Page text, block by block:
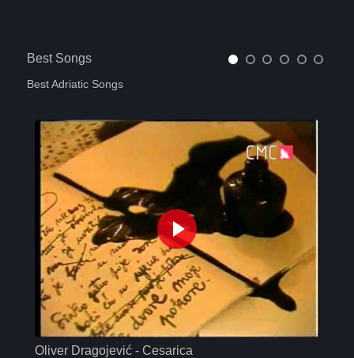
Best Songs
Best Adriatic Songs
Oliver Dragojević - Cesarica